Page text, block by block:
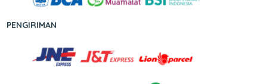
PENGIRIMAN